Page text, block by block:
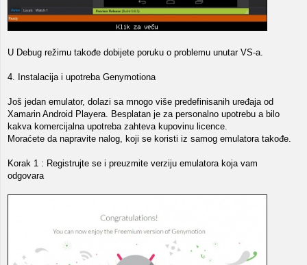
U Debug režimu takođe dobijete poruku o problemu unutar VS-a.
4. Instalacija i upotreba Genymotiona
Još jedan emulator, dolazi sa mnogo više predefinisanih uređaja od
Xamarin Android Playera. Besplatan je za personalno upotrebu a bilo
kakva komercijalna upotreba zahteva kupovinu licence.
Moraćete da napravite nalog, koji se koristi iz samog emulatora takođe.
Korak 1 : Registrujte se i preuzmite verziju emulatora koja vam
odgovara